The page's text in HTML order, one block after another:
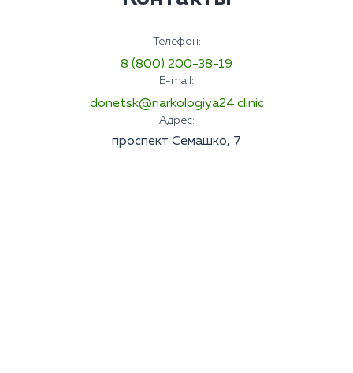
Телефон:
8 (800) 200-38-19
E-mail:
donetsk@narkologiya24.clinic
Адрес:
проспект Семашко, 7